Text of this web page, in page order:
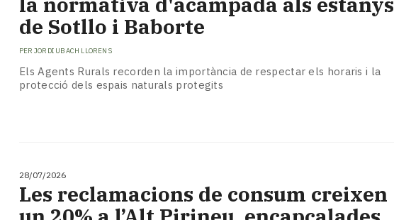
La
newsletter
del
Pallars
Contingut
de Sotllo i Baborte
PER JORDI UBACH LLORENS
Els Agents Rurals recorden la importància de respectar els horaris i la
protecció dels espais naturals protegits
28/07/2026
​Les reclamacions de consum creixen